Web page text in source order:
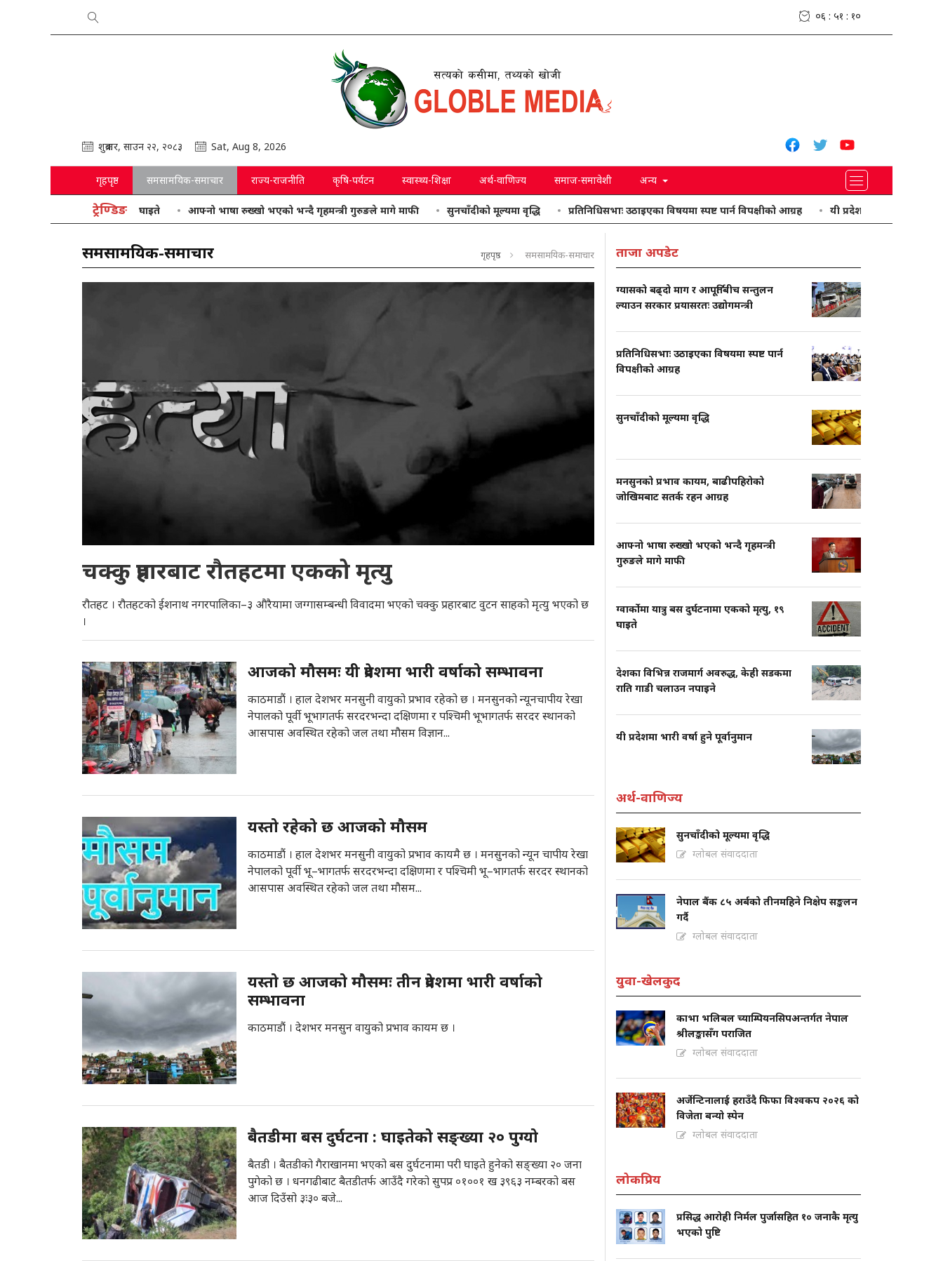
०६ : ५१ : ११
शुक्रबार, साउन २२, २०८३ Sat, Aug 8, 2026
गृहपृष्ठ समसामयिक-समाचार राज्य-राजनीति कृषि-पर्यटन स्वास्थ्य-शिक्षा अर्थ-वाणिज्य समाज-समावेशी अन्य
ट्रेण्डिङ आफ्नो भाषा रुख्खो भएको भन्दै गृहमन्त्री गुरुङले मागे माफी सुनचाँदीको मूल्यमा वृद्धि प्रतिनिधिसभाः उठाइएका विषयमा स्पष्ट पार्न विपक्षीको आग्रह यी प्रदेशमा भारी वर्षा हुने पूर्वानुमान
समसामयिक-समाचार गृहपृष्ठ समसामयिक-समाचार
चक्कु प्रहारबाट रौतहटमा एकको मृत्यु
रौतहट । रौतहटको ईशनाथ नगरपालिका–३ औरैयामा जग्गासम्बन्धी विवादमा भएको चक्कु प्रहारबाट वुटन साहको मृत्यु भएको छ
।
आजको मौसमः यी प्रदेशमा भारी वर्षाको सम्भावना
काठमाडौं । हाल देशभर मनसुनी वायुको प्रभाव रहेको छ । मनसुनको न्यूनचापीय रेखा
नेपालको पूर्वी भूभागतर्फ सरदरभन्दा दक्षिणमा र पश्चिमी भूभागतर्फ सरदर स्थानको
आसपास अवस्थित रहेको जल तथा मौसम विज्ञान...
यस्तो रहेको छ आजको मौसम
काठमाडौं । हाल देशभर मनसुनी वायुको प्रभाव कायमै छ । मनसुनको न्यून चापीय रेखा
नेपालको पूर्वी भू–भागतर्फ सरदरभन्दा दक्षिणमा र पश्चिमी भू–भागतर्फ सरदर स्थानको
आसपास अवस्थित रहेको जल तथा मौसम...
यस्तो छ आजको मौसमः तीन प्रदेशमा भारी वर्षाको
सम्भावना
काठमाडौं । देशभर मनसुन वायुको प्रभाव कायम छ ।
बैतडीमा बस दुर्घटना : घाइतेको सङ्ख्या २० पुग्यो
बैतडी । बैतडीको गैराखानमा भएको बस दुर्घटनामा परी घाइते हुनेको सङ्ख्या २० जना
पुगेको छ । धनगढीबाट बैतडीतर्फ आउँदै गरेको सुपप्र ०१००१ ख ३९६३ नम्बरको बस
आज दिउँसो ३ः३० बजे...
ताजा अपडेट
ग्यासको बढ्दो माग र आपूर्तिबीच सन्तुलन
ल्याउन सरकार प्रयासरतः उद्योगमन्त्री
प्रतिनिधिसभाः उठाइएका विषयमा स्पष्ट पार्न
विपक्षीको आग्रह
सुनचाँदीको मूल्यमा वृद्धि
मनसुनको प्रभाव कायम, बाढीपहिरोको
जोखिमबाट सतर्क रहन आग्रह
आफ्नो भाषा रुख्खो भएको भन्दै गृहमन्त्री
गुरुङले मागे माफी
ग्वार्कोमा यात्रु बस दुर्घटनामा एकको मृत्यु, १९
घाइते
देशका विभिन्न राजमार्ग अवरुद्ध, केही सडकमा
राति गाडी चलाउन नपाइने
यी प्रदेशमा भारी वर्षा हुने पूर्वानुमान
अर्थ-वाणिज्य
सुनचाँदीको मूल्यमा वृद्धि
ग्लोबल संवाददाता
नेपाल बैंक ८५ अर्बको तीनमहिने निक्षेप सङ्कलन
गर्दै
ग्लोबल संवाददाता
युवा-खेलकुद
काभा भलिबल च्याम्पियनसिपअन्तर्गत नेपाल
श्रीलङ्कासँग पराजित
ग्लोबल संवाददाता
अर्जेन्टिनालाई हराउँदै फिफा विश्वकप २०२६ को
विजेता बन्यो स्पेन
ग्लोबल संवाददाता
लोकप्रिय
प्रसिद्ध आरोही निर्मल पुर्जासहित १० जनाकै मृत्यु
भएको पुष्टि